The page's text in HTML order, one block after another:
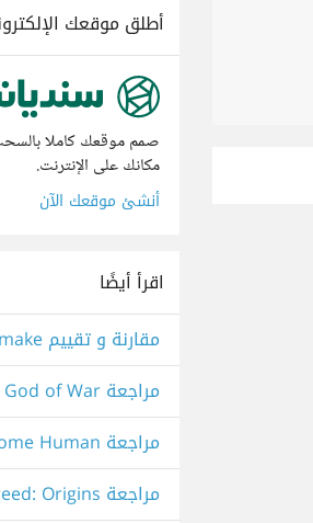
أطلق موقعك
صمم موقعك كاملا
مكانك على الإنترنت.
أنشئ موقعك الآن
اقرأ أيضًا
مقارنة و تقييم Final Fantasy 7 Remake
مراجعة God of War
مراجعة Detroit: Become Human
مراجعة Assassin's Creed: Origins